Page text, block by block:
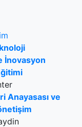
İnovasyon
Anayasası ve